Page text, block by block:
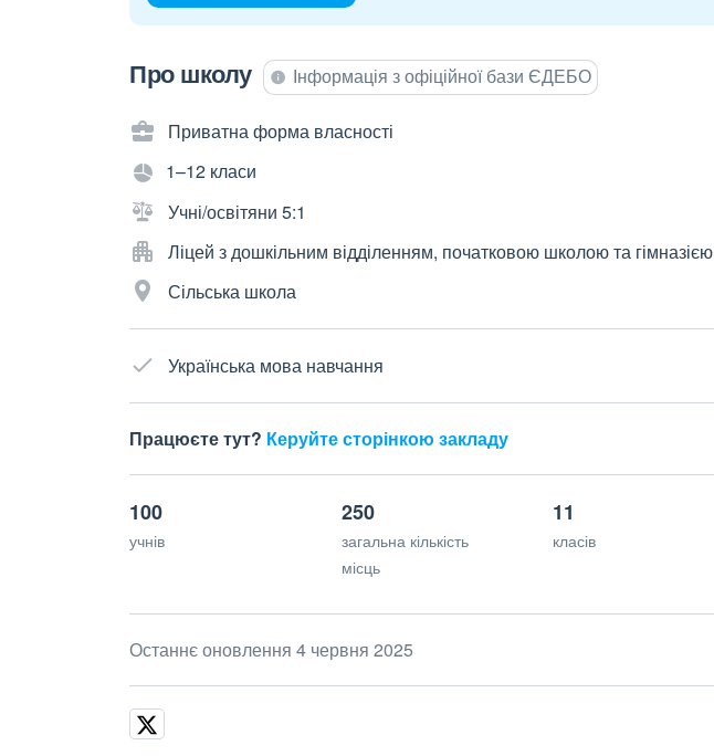
Про школу Інформація з офіційної бази ЄДЕБО
Приватна форма власності
1–12 класи
Учні/освітяни 5:1
Ліцей з дошкільним відділенням, початковою школою та гімназією
Сільська школа
Українська мова навчання
Працюєте тут? Керуйте сторінкою закладу
100
учнів
250
загальна кількість
місць
11
класів
Останнє оновлення 4 червня 2025